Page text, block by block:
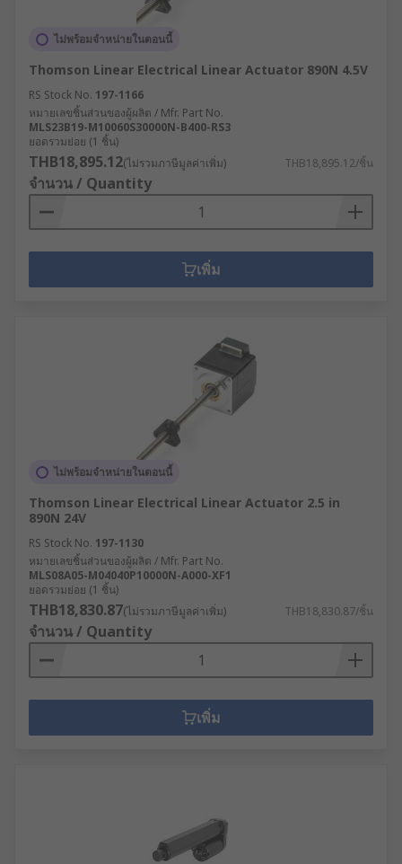
ไม่พร้อมจำหน่ายในตอนนี้
Thomson Linear Electrical Linear Actuator 890N 4.5V
RS Stock No. 197-1166
หมายเลขชิ้นส่วนของผู้ผลิต / Mfr. Part No.
MLS23B19-M10060S30000N-B400-RS3
ยอดรวมย่อย (1 ชิ้น)
THB18,895.12(ไม่รวมภาษีมูลค่าเพิ่ม) THB18,895.12/ชิ้น
จำนวน / Quantity
เพิ่ม
ไม่พร้อมจำหน่ายในตอนนี้
Thomson Linear Electrical Linear Actuator 2.5 in
890N 24V
RS Stock No. 197-1130
หมายเลขชิ้นส่วนของผู้ผลิต / Mfr. Part No.
MLS08A05-M04040P10000N-A000-XF1
ยอดรวมย่อย (1 ชิ้น)
THB18,830.87(ไม่รวมภาษีมูลค่าเพิ่ม) THB18,830.87/ชิ้น
จำนวน / Quantity
เพิ่ม